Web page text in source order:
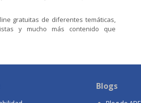
gratuitas de diferentes temáticas,
y mucho más contenido que
Blogs